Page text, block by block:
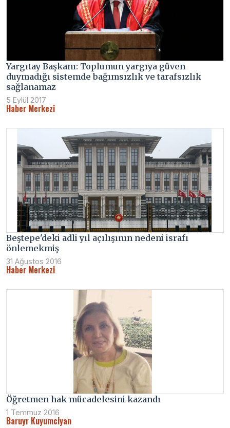
Yargıtay Başkanı: Toplumun yargıya güven
duymadığı sistemde bağımsızlık ve tarafsızlık
sağlanamaz
5 Eylül 2017
Haber Merkezi
Beştepe'deki adli yıl açılışının nedeni israfı
önlemekmiş
31 Ağustos 2016
Haber Merkezi
Öğretmen hak mücadelesini kazandı
1 Temmuz 2016
Baruyr Kuyumciyan